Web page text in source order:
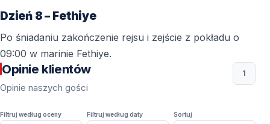
Dzień 8 – Fethiye
Po śniadaniu zakończenie rejsu i zejście z pokładu o
09:00 w marinie Fethiye.
Opinie klientów
Opinie naszych gości
1
Filtruj według oceny Filtruj według daty Sortuj